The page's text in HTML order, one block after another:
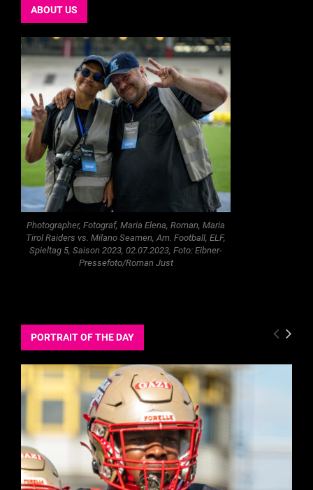
ABOUT US
Photographer, Fotograf, Maria Elena, Roman, Maria
Tirol Raiders vs. Milano Seamen, Am. Football, ELF,
Spieltag 5, Saison 2023, 02.07.2023, Foto: Eibner-
Pressefoto/Roman Just
PORTRAIT OF THE DAY